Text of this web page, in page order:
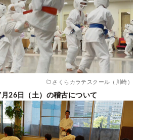
さくらカラテスクール（川崎）
26日（土）の稽古について